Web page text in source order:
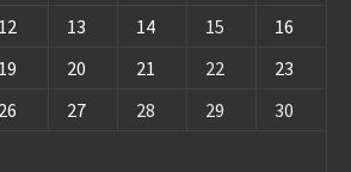
12 13 14 15
16
19 20 21 22
23
26 27 28 29
30